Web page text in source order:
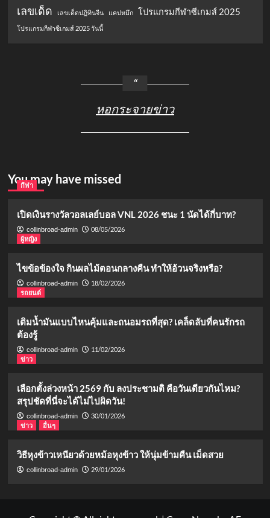
เลขเด็ด เลขเด็ดปฏิทินจีน แคปหมึก โปรแกรมกีฬาซีเกมส์ 2025
โปรแกรมกีฬาซีเกมส์ 2025 วันนี้
หอกระจายข่าว
You may have missed
กีฬา
เปิดเงินรางวัลวอลเลย์บอล VNL 2026 ชนะ 1 นัดได้กี่บาท?
collinbroad-admin
08/05/2026
ผู้หญิง
ไขข้อข้องใจ กินผลไม้ตอนกลางคืน ทำให้อ้วนจริงหรือ?
collinbroad-admin
18/02/2026
รถยนต์
เติมน้ำมันแบบไหนคุ้มและถนอมรถที่สุด? เคล็ดลับที่คนรักรถ
ต้องรู้
collinbroad-admin
11/02/2026
ข่าว
เลือกตั้งล่วงหน้า 2569 กับ ลงประชามติ คือวันเดียวกันไหม?
สรุปชัดที่นี่จะได้ไม่ไปผิดวัน!
collinbroad-admin
30/01/2026
ข่าว
อื่นๆ
วิธีหุงข้าวเหนียวด้วยหม้อหุงข้าว ให้นุ่มข้ามคืน เม็ดสวย
collinbroad-admin 29/01/2026